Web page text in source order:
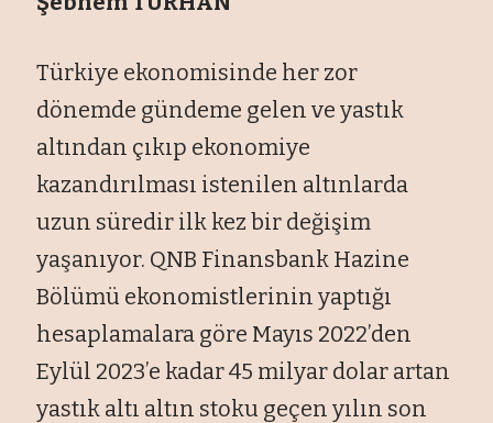
Türkiye ekonomisinde her zor
dönemde gündeme gelen ve yastık
altından çıkıp ekonomiye
kazandırılması istenilen altınlarda
uzun süredir ilk kez bir değişim
yaşanıyor. QNB Finansbank Hazine
Bölümü ekonomistlerinin yaptığı
hesaplamalara göre Mayıs 2022’den
Eylül 2023’e kadar 45 milyar dolar artan
yastık altı altın stoku geçen yılın son